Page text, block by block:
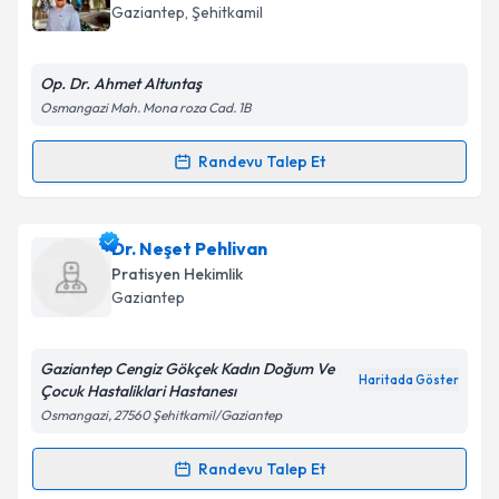
takvim hazırlandığında e-posta ile bilgilendireceğiz.
Kişisel verilerimin işlenmesine ilişkin
Metni'ni okudum ve kişisel verilerimin belirtilen
Takvim Talebini Gönder
Gaziantep, Şehitkamil
Op. Dr. Ahmet Altuntaş
Osmangazi Mah. Mona roza Cad. 1B
Randevu Talep Et
Randevu Takvimi Talebi
Op. Dr. Ahmet Altuntaşiçin randevu takvimi talebi
oluşturun. Size bu uzmandan randevu almanız için bir
takvim hazırlandığında e-posta ile bilgilendireceğiz.
Kişisel verilerimin işlenmesine ilişkinAydınlatma
'ni okudum ve kişisel verilerimin belirtilen
kapsamda işlenmesini kabul ediyorum.
Dr. Neşet Pehlivan
Pratisyen Hekimlik
Gaziantep
Gaziantep Cengiz Gökçek Kadın Doğum Ve
Çocuk Hastaliklari Hastanesı
Haritada Göster
Osmangazi, 27560 Şehitkamil/Gaziantep
Randevu Talep Et
Randevu Takvimi Talebi